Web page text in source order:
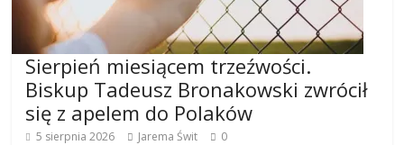
Sierpień miesiącem trzeźwości.
Biskup Tadeusz Bronakowski zwrócił
się z apelem do Polaków
5 sierpnia 2026 Jarema Świt 0